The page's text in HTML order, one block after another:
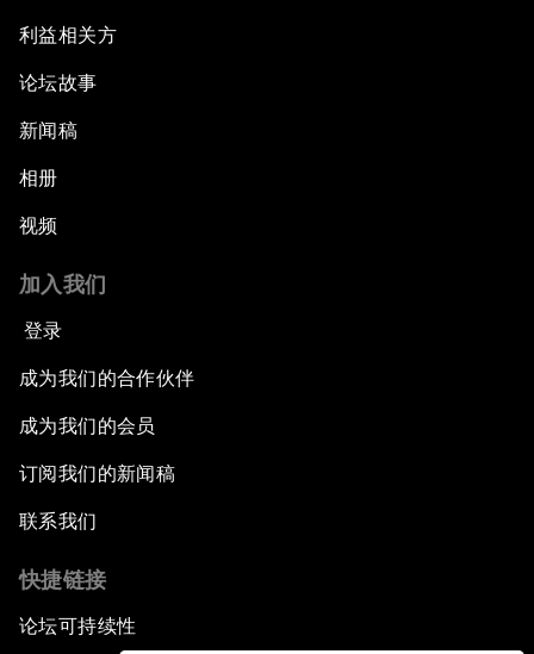
利益相关方
论坛故事
新闻稿
相册
视频
加入我们
登录
成为我们的合作伙伴
成为我们的会员
订阅我们的新闻稿
联系我们
快捷链接
论坛可持续性